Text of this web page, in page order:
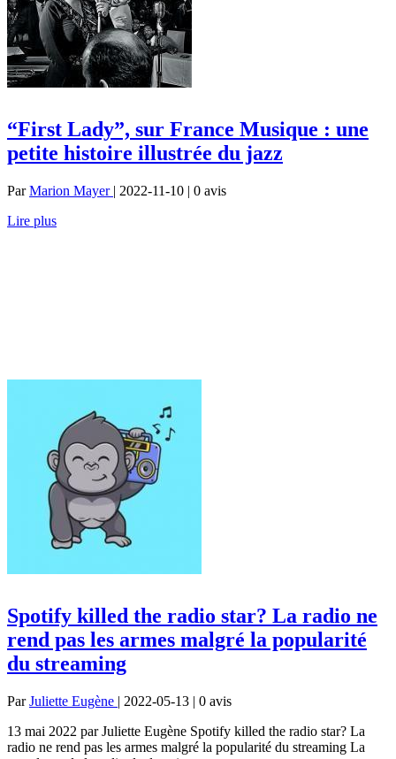
“First Lady”, sur France Musique : une
petite histoire illustrée du jazz
ParMarion Mayer | 2022-11-10 | 0 avis
Lire plus
Spotify killed the radio star? La radio ne
rend pas les armes malgré la popularité
du streaming
ParJuliette Eugène | 2022-05-13 | 0 avis
13 mai 2022 par Juliette Eugène Spotify killed the radio star? La
radio ne rend pas les armes malgré la popularité du streaming La